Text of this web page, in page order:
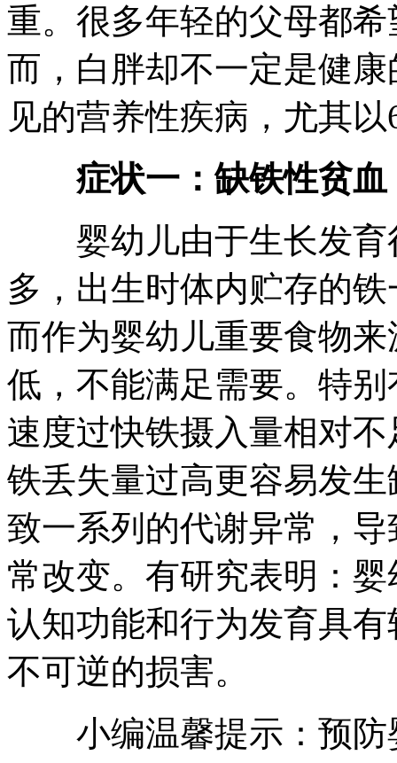
重。很多年轻的父母都
而，白胖却不一定是健
见的营养性疾病，尤其
症状一：缺铁性贫血
婴幼儿由于生长发育
多，出生时体内贮存的
而作为婴幼儿重要食物
低，不能满足需要。特
速度过快铁摄入量相对
铁丢失量过高更容易发
致一系列的代谢异常，
常改变。有研究表明：
认知功能和行为发育具
不可逆的损害。
小编温馨提示：预防